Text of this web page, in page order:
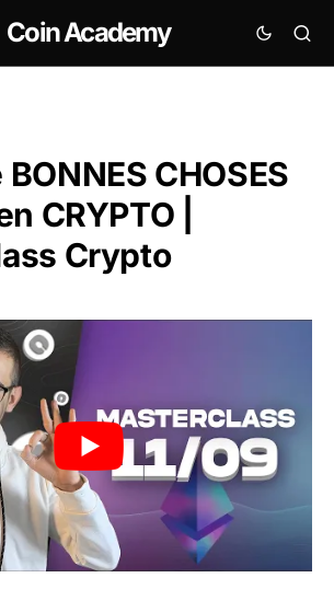
Coin Academy
BONNES CHOSES
CRYPTO |
Crypto